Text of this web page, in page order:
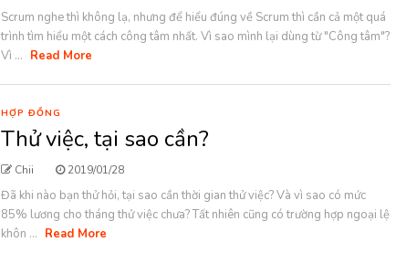
Scrum nghe thì không lạ, nhưng để hiểu đúng về Scrum thì cần cả một quá
trình tìm hiểu một cách công tâm nhất. Vì sao mình lại dùng từ "Công tâm"?
Vì ... Read More
HỢP ĐỒNG
Thử việc, tại sao cần?
Chii 2019/01/28
Đã khi nào bạn thử hỏi, tại sao cần thời gian thử việc? Và vì sao có mức
85% lương cho tháng thử việc chưa? Tất nhiên cũng có trường hợp ngoại lệ
khôn ... Read More